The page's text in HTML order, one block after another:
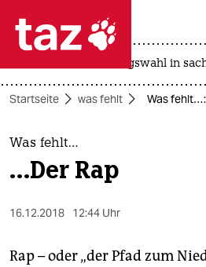
 taz zahl ich
taz zahl ich
themen
politik
öko
gesellschaft
landtagswahl in
Startseite was fehlt Was
Was fehlt…
…Der Rap
16.12.2018 12:44 Uhr
Rap – oder „der Pfad zum